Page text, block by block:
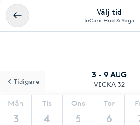
Välj tid
InCare Hud & Yoga
3 - 9 AUG
VECKA 32
Mån
3
Tis
4
Ons
5
Tor
6
Tidigare